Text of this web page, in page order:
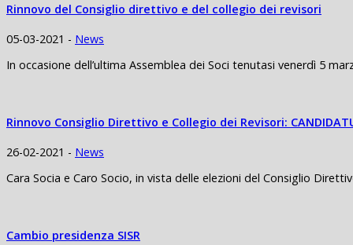
Rinnovo del Consiglio direttivo e del collegio dei revisori
05-03-2021 - News
In occasione dell’ultima Assemblea dei Soci tenutasi venerdì 5
Rinnovo Consiglio Direttivo e Collegio dei Revisori:
26-02-2021 - News
Cara Socia e Caro Socio, in vista delle elezioni del Consiglio
Cambio presidenza SISR